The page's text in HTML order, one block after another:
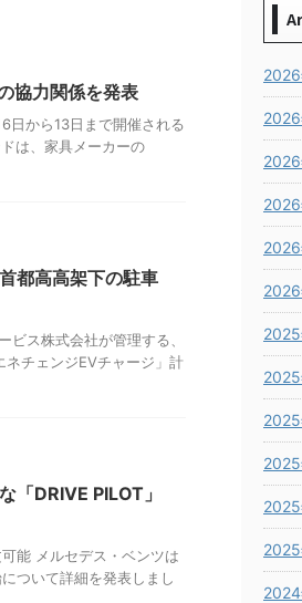
協力関係を発表
日から13日まで開催される
は、家具メーカーの
都高高架下の駐車
ス株式会社が管理する、
チェンジEVチャージ」計
「DRIVE PILOT」
能 メルセデス・ベンツは
ついて詳細を発表しまし
2026
2026
2025
2024